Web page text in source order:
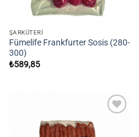
ŞARKÜTERI
Fümelife Frankfurter Sosis (280-
300)
₺589,85